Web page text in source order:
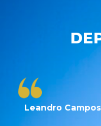
Leandro Campos